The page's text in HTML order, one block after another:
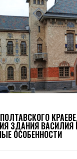
ЗДАНИЯ ВАСИЛИЯ
ОСОБЕННОСТИ